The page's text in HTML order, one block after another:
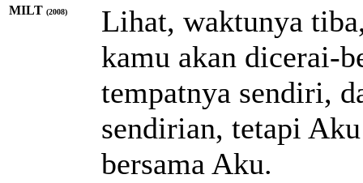
MILT (2008)
Lihat, waktunya
kamu akan dicerai-
tempatnya sendiri,
sendirian, tetapi
bersama Aku.